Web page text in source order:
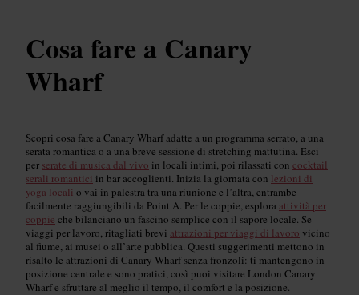
Cosa fare a Canary
Wharf
Scopri cosa fare a Canary Wharf adatte a un programma serrato, a una
serata romantica o a una breve sessione di stretching mattutina. Esci
per serate di musica dal vivo in locali intimi, poi rilassati con cocktail
serali romantici in bar accoglienti. Inizia la giornata con lezioni di
yoga locali o vai in palestra tra una riunione e l’altra, entrambe
facilmente raggiungibili da Point A. Per le coppie, esplora attività per
coppie che bilanciano un fascino semplice con il sapore locale. Se
viaggi per lavoro, ritagliati brevi attrazioni per viaggi di lavoro vicino
al fiume, ai musei o all’arte pubblica. Questi suggerimenti mettono in
risalto le attrazioni di Canary Wharf senza fronzoli: ti mantengono in
posizione centrale e sono pratici, così puoi visitare London Canary
Wharf e sfruttare al meglio il tempo, il comfort e la posizione.